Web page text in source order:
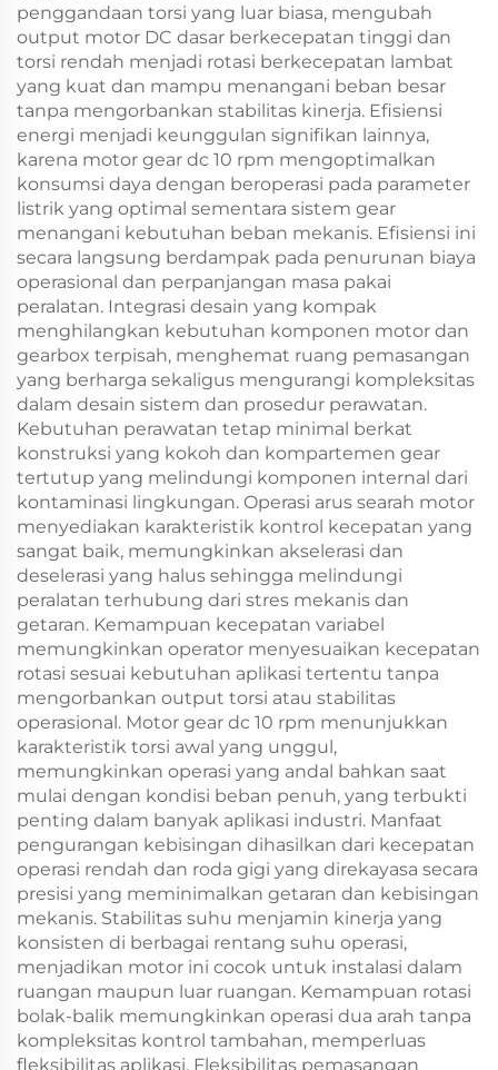
penggandaan torsi yang luar biasa, mengubah
output motor DC dasar berkecepatan tinggi dan
torsi rendah menjadi rotasi berkecepatan lambat
yang kuat dan mampu menangani beban besar
tanpa mengorbankan stabilitas kinerja. Efisiensi
energi menjadi keunggulan signifikan lainnya,
karena motor gear dc 10 rpm mengoptimalkan
konsumsi daya dengan beroperasi pada parameter
listrik yang optimal sementara sistem gear
menangani kebutuhan beban mekanis. Efisiensi ini
secara langsung berdampak pada penurunan biaya
operasional dan perpanjangan masa pakai
peralatan. Integrasi desain yang kompak
menghilangkan kebutuhan komponen motor dan
gearbox terpisah, menghemat ruang pemasangan
yang berharga sekaligus mengurangi kompleksitas
dalam desain sistem dan prosedur perawatan.
Kebutuhan perawatan tetap minimal berkat
konstruksi yang kokoh dan kompartemen gear
tertutup yang melindungi komponen internal dari
kontaminasi lingkungan. Operasi arus searah motor
menyediakan karakteristik kontrol kecepatan yang
sangat baik, memungkinkan akselerasi dan
deselerasi yang halus sehingga melindungi
peralatan terhubung dari stres mekanis dan
getaran. Kemampuan kecepatan variabel
memungkinkan operator menyesuaikan kecepatan
rotasi sesuai kebutuhan aplikasi tertentu tanpa
mengorbankan output torsi atau stabilitas
operasional. Motor gear dc 10 rpm menunjukkan
karakteristik torsi awal yang unggul,
memungkinkan operasi yang andal bahkan saat
mulai dengan kondisi beban penuh, yang terbukti
penting dalam banyak aplikasi industri. Manfaat
pengurangan kebisingan dihasilkan dari kecepatan
operasi rendah dan roda gigi yang direkayasa secara
presisi yang meminimalkan getaran dan kebisingan
mekanis. Stabilitas suhu menjamin kinerja yang
konsisten di berbagai rentang suhu operasi,
menjadikan motor ini cocok untuk instalasi dalam
ruangan maupun luar ruangan. Kemampuan rotasi
bolak-balik memungkinkan operasi dua arah tanpa
kompleksitas kontrol tambahan, memperluas
fleksibilitas aplikasi. Fleksibilitas pemasangan